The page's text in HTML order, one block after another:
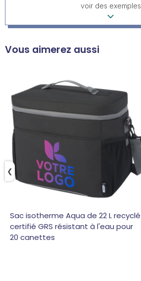
voir des exemples
Vous aimerez aussi
Sac isotherme Aqua de 22 L recyclé
certifié GRS résistant à l'eau pour
20 canettes
❮